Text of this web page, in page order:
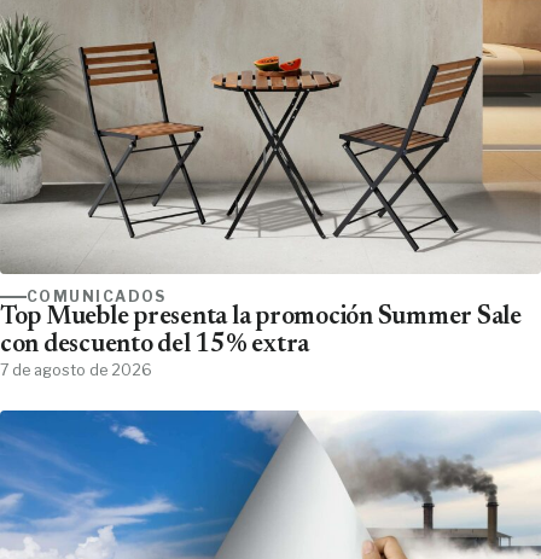
COMUNICADOS
Top Mueble presenta la promoción Summer Sale
con descuento del 15% extra
7 de agosto de 2026